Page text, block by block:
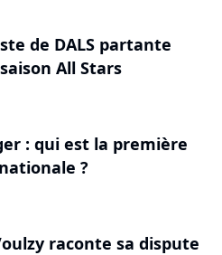
de DALS partante
All Stars
: qui est la première
?
raconte sa dispute